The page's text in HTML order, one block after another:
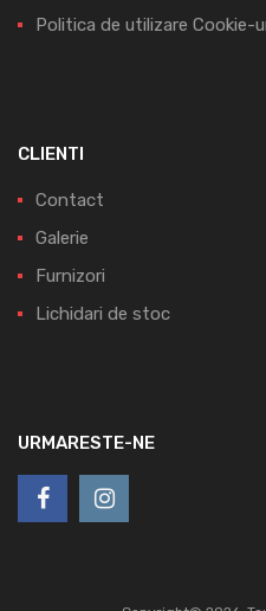
Politica de utilizare Cookie-
CLIENTI
Contact
Galerie
Furnizori
Lichidari de stoc
URMARESTE-NE